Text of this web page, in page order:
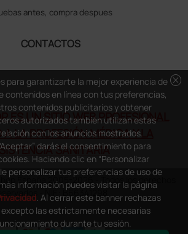
antes, compra despues
CONTACTOS
ES UN SITIO WEB PROFESIONAL
LA PROFESIÓN MÉDICA Y LA
SANITARIA
España 2005-2026 - Todos los derechos
- NIF.: B66341298
cancel
para garantizarte la mejor experiencia de
contenidos en línea con tus preferencias,
contenidos publicitarios y obtener
autorizados también utilizan estas
con los anuncios mostrados.
darás el consentimiento para
Haciendo clic en “Personalizar
personalizar tus preferencias de uso de
información puedes visitar la página
. Al cerrar este banner rechazas
las estrictamente necesarias
durante tu sesión.